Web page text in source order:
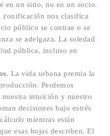
en un sitio, no en un socio.
zonificación nos clasifica
público se contrae o se
se adelgaza. La soledad
pública, incluso en
La vida urbana premia la
Perdemos
intuición y nuestro
decisiones bajo estrés
mientras están
esas hojas describen. El